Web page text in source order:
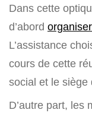
Dans cette
d’abord
L’assistance
cours de cette
social et le siège
D’autre part, les